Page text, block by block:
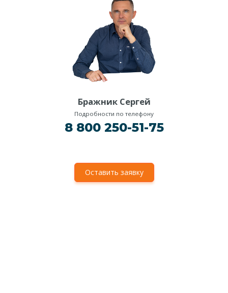
Бражник Сергей
Подробности по телефону
8 800 250-51-75
Оставить заявку